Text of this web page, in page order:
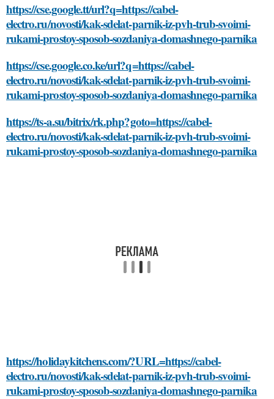
https://cse.google.tt/url?q=https://cabel-
electro.ru/novosti/kak-sdelat-parnik-iz-pvh-trub-svoimi-
rukami-prostoy-sposob-sozdaniya-domashnego-parnika
https://cse.google.co.ke/url?q=https://cabel-
electro.ru/novosti/kak-sdelat-parnik-iz-pvh-trub-svoimi-
rukami-prostoy-sposob-sozdaniya-domashnego-parnika
https://ts-a.su/bitrix/rk.php?goto=https://cabel-
electro.ru/novosti/kak-sdelat-parnik-iz-pvh-trub-svoimi-
rukami-prostoy-sposob-sozdaniya-domashnego-parnika
https://holidaykitchens.com/?URL=https://cabel-
electro.ru/novosti/kak-sdelat-parnik-iz-pvh-trub-svoimi-
rukami-prostoy-sposob-sozdaniya-domashnego-parnika